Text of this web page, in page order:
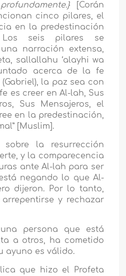
[Corán
cinco pilares, el
en la predestinación
seis pilares se
narración extensa,
sallallahu ‘alayhi wa
acerca de la fe
la paz sea con
es creer en Al-lah, Sus
Sus Mensajeros, el
en la predestinación,
[Muslim].
la resurrección
y la comparecencia
ante Al-lah para ser
negando lo que Al-
dijeron. Por lo tanto,
y rechazar
persona que está
a otros, ha cometido
ayuno es válido.
que hizo el Profeta